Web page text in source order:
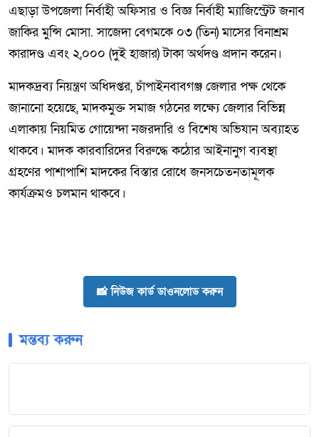
এছাড়া উপজেলা নির্বাহী অফিসার ও বিজ্ঞ নির্বাহী ম্যাজিস্ট্রেট জনাব
জাকির মুন্সি মোসা. সাজেদা বেগমকে ০৩ (তিন) মাসের বিনাশ্রম
কারাদণ্ড এবং ২,০০০ (দুই হাজার) টাকা অর্থদণ্ড প্রদান করেন।
মাদকদ্রব্য নিয়ন্ত্রণ অধিদপ্তর, চাঁপাইনবাবগঞ্জ জেলার পক্ষ থেকে
জানানো হয়েছে, মাদকমুক্ত সমাজ গঠনের লক্ষ্যে জেলার বিভিন্ন
এলাকায় নিয়মিত গোয়েন্দা নজরদারি ও বিশেষ অভিযান অব্যাহত
থাকবে। মাদক কারবারিদের বিরুদ্ধে কঠোর আইনানুগ ব্যবস্থা
গ্রহণের পাশাপাশি মাদকের বিস্তার রোধে জনসচেতনতামূলক
কার্যক্রমও চলমান থাকবে।
📸 নিউজ কার্ড ডাওনলোড করুন
মন্তব্য করুন